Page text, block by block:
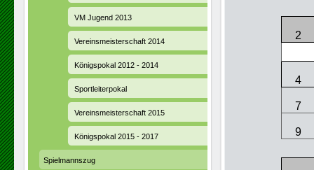
2
4
7
9
VM Jugend 2013
Vereinsmeisterschaft 2014
Königspokal 2012 - 2014
Sportleiterpokal
Vereinsmeisterschaft 2015
Königspokal 2015 - 2017
Spielmannszug